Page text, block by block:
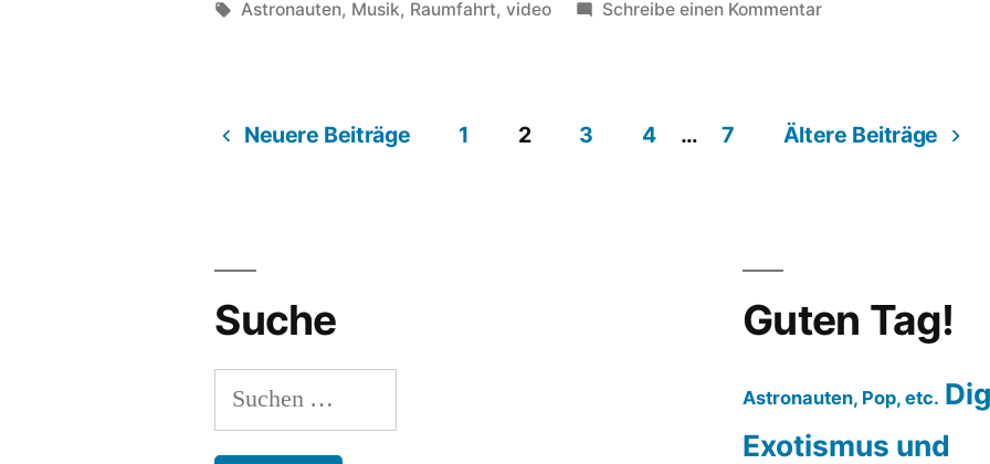
von
in
Schlagwörter:
Astronauten, Musik, Raumfahrt,video Schreibe einen Kommentarzu
und
Astronaut“
Neuere Beiträge 1 2 3 4 … 7 Ältere Beiträge
Suche
Suchen
nach:
Guten Tag!
Astronauten, Pop, etc.
Exotismus und